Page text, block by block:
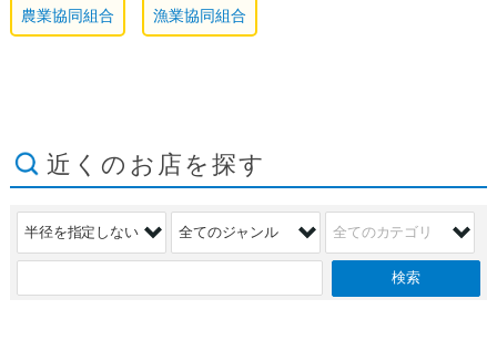
農業協同組合 漁業協同組合
近くのお店を探す